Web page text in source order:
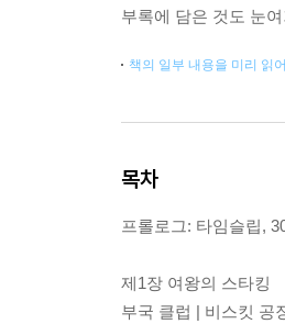
부록에 담은 것도 눈
책의 일부 내용을 미리 읽
목차
프롤로그: 타임슬립,
제1장 여왕의 스타킹
부국 클럽 | 비스킷 공